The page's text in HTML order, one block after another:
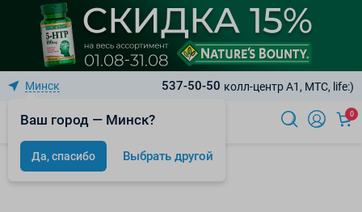
Минск
Ваш город — Минск?
Да, спасибо Выбрать другой
537-50-50 колл-центр A1, МТС, life:)
0
Бренды